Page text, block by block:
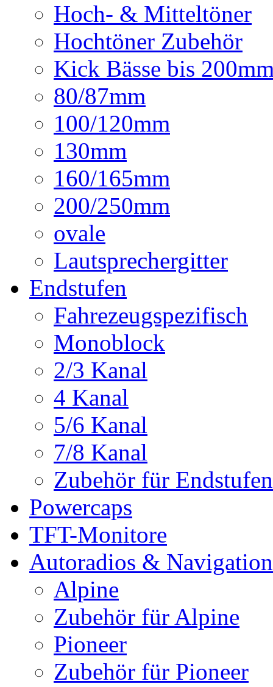
Hoch- & Mitteltöner
Hochtöner Zubehör
Kick Bässe bis
80/87mm
100/120mm
130mm
160/165mm
200/250mm
ovale
Lautsprechergitter
Endstufen
Fahrezeugspezifisch
Monoblock
2/3 Kanal
4 Kanal
5/6 Kanal
7/8 Kanal
Zubehör für Endstufen
Powercaps
TFT-Monitore
Autoradios & Navigation
Alpine
Zubehör für Alpine
Pioneer
Zubehör für Pioneer